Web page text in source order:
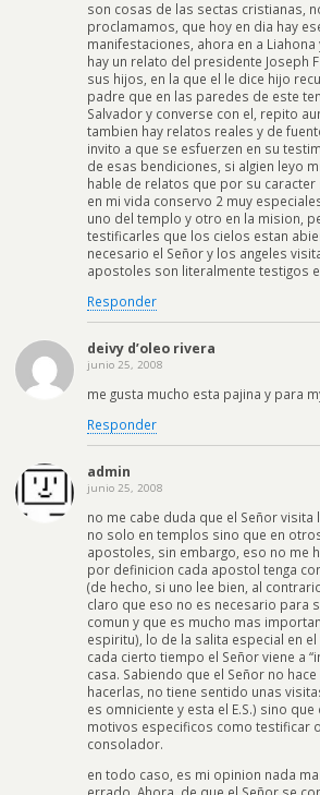
son cosas de las sectas cristianas,
proclamamos, que hoy en dia hay
manifestaciones, ahora en a Liahona
hay un relato del presidente Joseph
sus hijos, en la que el le dice hijo
padre que en las paredes de este
Salvador y converse con el, repito
tambien hay relatos reales y de
invito a que se esfuerzen en su
de esas bendiciones, si algien leyo
hable de relatos que por su caracter
en mi vida conservo 2 muy
uno del templo y otro en la mision,
testificarles que los cielos estan
necesario el Señor y los angeles
apostoles son literalmente testigos
Responder
deivy d’oleo rivera
junio 25, 2008
me gusta mucho esta pajina y para
Responder
admin
junio 25, 2008
no me cabe duda que el Señor visita
no solo en templos sino que en
apostoles, sin embargo, eso no me
por definicion cada apostol tenga
(de hecho, si uno lee bien, al
claro que eso no es necesario para
comun y que es mucho mas
espiritu), lo de la salita especial en el
cada cierto tiempo el Señor viene a
casa. Sabiendo que el Señor no
hacerlas, no tiene sentido unas
es omniciente y esta el E.S.) sino
motivos especificos como testificar
consolador.
en todo caso, es mi opinion nada
errado. Ahora, de que el Señor se